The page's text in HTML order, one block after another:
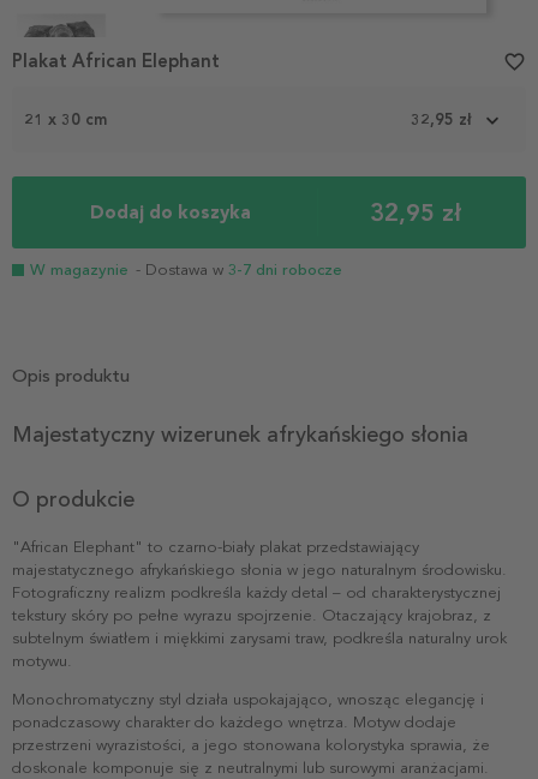
1
21 x 30 cm 32,95 zł
Dodaj do koszyka 32,95 zł
W magazynie - Dostawa w 3-7 dni robocze
Plakat African Elephant favorite_border
Opis produktu
Majestatyczny wizerunek afrykańskiego słonia
O produkcie
"African Elephant" to czarno-biały plakat przedstawiający
majestatycznego afrykańskiego słonia w jego naturalnym środowisku.
Fotograficzny realizm podkreśla każdy detal – od charakterystycznej
tekstury skóry po pełne wyrazu spojrzenie. Otaczający krajobraz, z
subtelnym światłem i miękkimi zarysami traw, podkreśla naturalny urok
motywu.
Monochromatyczny styl działa uspokajająco, wnosząc elegancję i
ponadczasowy charakter do każdego wnętrza. Motyw dodaje
przestrzeni wyrazistości, a jego stonowana kolorystyka sprawia, że
doskonale komponuje się z neutralnymi lub surowymi aranżacjami.